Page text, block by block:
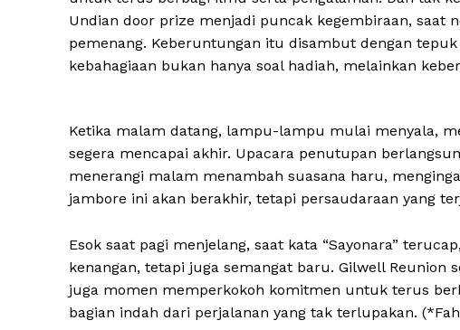
Undian door prize menjadi puncak kegembiraan, saat
pemenang. Keberuntungan itu disambut dengan
kebahagiaan bukan hanya soal hadiah, melainkan
Ketika malam datang, lampu-lampu mulai menyala,
segera mencapai akhir. Upacara penutupan
menerangi malam menambah suasana haru,
jambore ini akan berakhir, tetapi persaudaraan yang
Esok saat pagi menjelang, saat kata “Sayonara”
kenangan, tetapi juga semangat baru. Gilwell
juga momen memperkokoh komitmen untuk terus
bagian indah dari perjalanan yang tak terlupakan.